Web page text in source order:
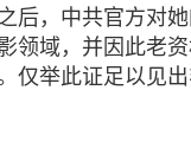
后，中共官方对
领域，并因此老
仅举此证足以见